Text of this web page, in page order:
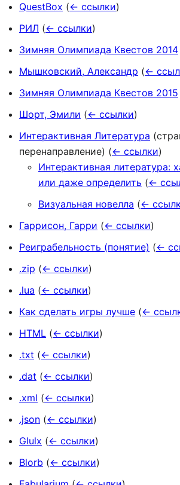
QuestBox (← ссылки)
РИЛ (← ссылки)
Зимняя Олимпиада Квестов 2014
Мышковский, Александр (←
Зимняя Олимпиада Квестов 2015
Шорт, Эмили (← ссылки)
Интерактивная Литература
перенаправление) (← ссылки)
Интерактивная литература:
или даже определить (←
Визуальная новелла (←
Гаррисон, Гарри (← ссылки)
Реиграбельность (понятие) (←
.zip (← ссылки)
.lua (← ссылки)
Как сделать игры лучше (←
HTML (← ссылки)
.txt (← ссылки)
.dat (← ссылки)
.xml (← ссылки)
.json (← ссылки)
Glulx (← ссылки)
Blorb (← ссылки)